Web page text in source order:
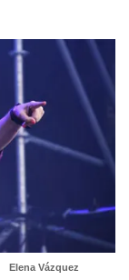
Elena Vázquez